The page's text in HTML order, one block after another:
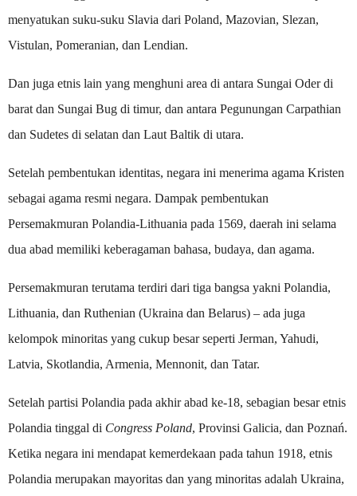
menyatukan suku-suku Slavia dari Poland, Mazovian, Slezan,
Vistulan, Pomeranian, dan Lendian.
Dan juga etnis lain yang menghuni area di antara Sungai Oder di
barat dan Sungai Bug di timur, dan antara Pegunungan Carpathian
dan Sudetes di selatan dan Laut Baltik di utara.
Setelah pembentukan identitas, negara ini menerima agama Kristen
sebagai agama resmi negara. Dampak pembentukan
Persemakmuran Polandia-Lithuania pada 1569, daerah ini selama
dua abad memiliki keberagaman bahasa, budaya, dan agama.
Persemakmuran terutama terdiri dari tiga bangsa yakni Polandia,
Lithuania, dan Ruthenian (Ukraina dan Belarus) – ada juga
kelompok minoritas yang cukup besar seperti Jerman, Yahudi,
Latvia, Skotlandia, Armenia, Mennonit, dan Tatar.
Setelah partisi Polandia pada akhir abad ke-18, sebagian besar etnis
Polandia tinggal di Congress Poland, Provinsi Galicia, dan Poznań.
Ketika negara ini mendapat kemerdekaan pada tahun 1918, etnis
Polandia merupakan mayoritas dan yang minoritas adalah Ukraina,